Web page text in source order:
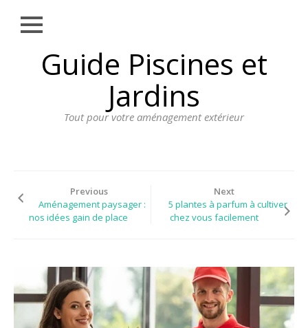
Guide Piscines et
Jardins
Tout pour votre aménagement extérieur
Close
AMÉNAGEMENT
EXTÉRIEUR
PLANTATIONS
REVÊTEMENT
TERRASSE
DOSSIER
Previous
Aménagement paysager :
nos idées gain de place
Next
5 plantes à parfum à cultiver
chez vous facilement